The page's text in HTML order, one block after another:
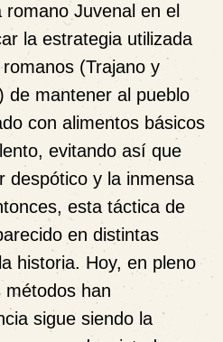
Juvenal en el
la estrategia utilizada
(Trajano y
de mantener al pueblo
con alimentos básicos
evitando así que
despótico y la inmensa
esta táctica de
en distintas
historia. Hoy, en pleno
métodos han
sigue siendo la